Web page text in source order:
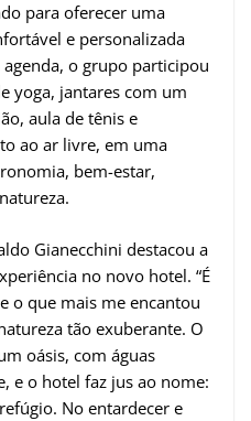
para oferecer uma
e personalizada
o grupo participou
yoga, jantares com um
aula de tênis e
ao ar livre, em uma
bem-estar,
Gianecchini destacou a
no novo hotel. “É
o que mais me encantou
tão exuberante. O
oásis, com águas
e o hotel faz jus ao nome:
No entardecer e